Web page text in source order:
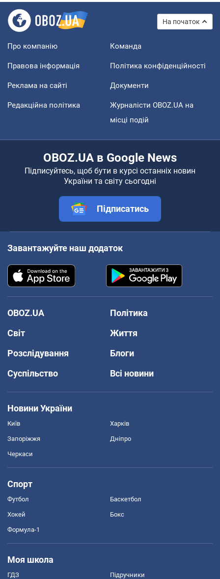
На початок
Про компанію Команда
Правова інформація Політика конфіденційності
Реклама на сайті Документи
Редакційна політика
Журналісти OBOZ.UA на
місці подій
OBOZ.UA в Google News
Підписуйтесь, щоб бути в курсі останніх новин
України та світу сьогодні
Підписатись
Завантажуйте наш додаток
OBOZ.UA
Політика
Світ
Життя
Розслідування
Блоги
Суспільство
Всі новини
Новини України
Київ Харків
Запоріжжя Дніпро
Черкаси
Спорт
Футбол Баскетбол
Хокей Бокс
Формула-1
Моя школа
ГДЗ Підручники